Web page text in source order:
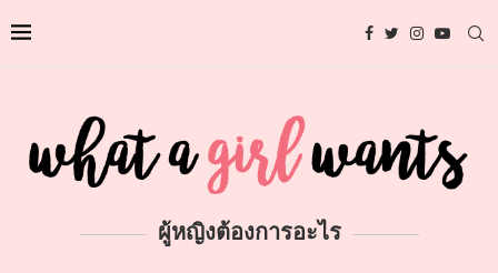
ผู้หญิงต้องการอะไร